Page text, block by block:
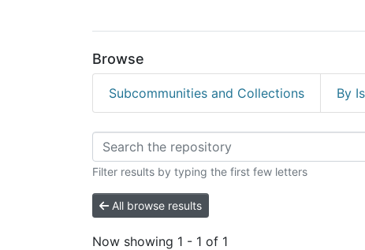
Browse
Subcommunities and Collections By
Browsing Facultad
Filter results by typing the first few letters
All browse results
Now showing 1 - 1 of 1